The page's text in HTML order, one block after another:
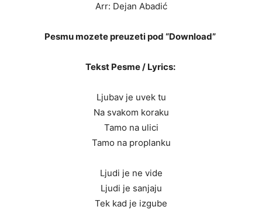
Arr: Dejan Abadić
Pesmu mozete preuzeti pod “Download”
Tekst Pesme / Lyrics:
Ljubav je uvek tu
Na svakom koraku
Tamo na ulici
Tamo na proplanku
Ljudi je ne vide
Ljudi je sanjaju
Tek kad je izgube